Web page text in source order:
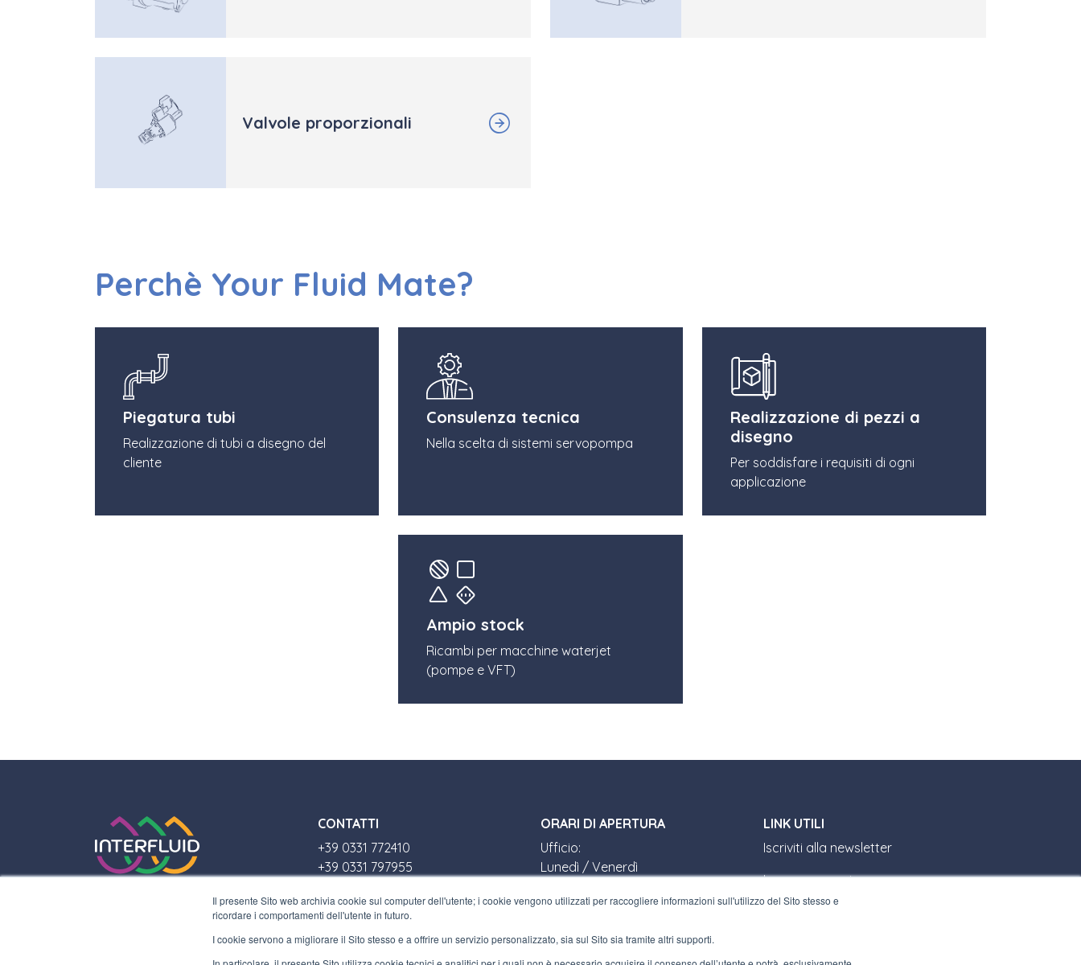
Il presente Sito web archivia cookie sul computer dell'utente; i cookie vengono utilizzati per raccogliere informazioni sull'utilizzo del Sito stesso e
ricordare i comportamenti dell'utente in futuro.
I cookie servono a migliorare il Sito stesso e a offrire un servizio personalizzato, sia sul Sito sia tramite altri supporti.
Valvole proporzionali
Perchè Your Fluid Mate?
Piegatura tubi
Realizzazione di tubi a disegno del
cliente
Consulenza tecnica
Nella scelta di sistemi servopompa
Realizzazione di pezzi a
disegno
Per soddisfare i requisiti di ogni
applicazione
Ampio stock
Ricambi per macchine waterjet
(pompe e VFT)
CONTATTI
+39 0331 772410
+39 0331 797955
DOVE SIAMO
Via Lazzaretto, 10/F
ORARI DI APERTURA
Ufficio:
Lunedì / Venerdì
Negozio:
8:30-12:00 a.m. - 1:30-5:00 p.m.
LINK UTILI
Iscriviti alla newsletter
Lavora con noi